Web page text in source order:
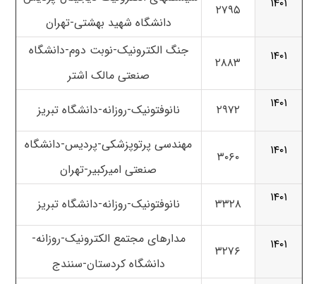
۲۷۹۵
دانشگاه شهید بهشتی-تهران
۱۴۰۱
۲۸۸۳
جنگ الکترونیک-نوبت دوم-دانشگاه
صنعتی مالک اشتر
۱۴۰۱
۲۹۷۲ نانوفتونیک-روزانه-دانشگاه تبریز
۱۴۰۱ ۳۰۶۰
مهندسی پرتوپزشکی-پردیس-دانشگاه
صنعتی امیرکبیر-تهران
۱۴۰۱
۳۳۲۸ نانوفتونیک-روزانه-دانشگاه تبریز
۱۴۰۱ ۳۲۷۶
مدارهای مجتمع الکترونیک-روزانه-
دانشگاه کردستان-سنندج